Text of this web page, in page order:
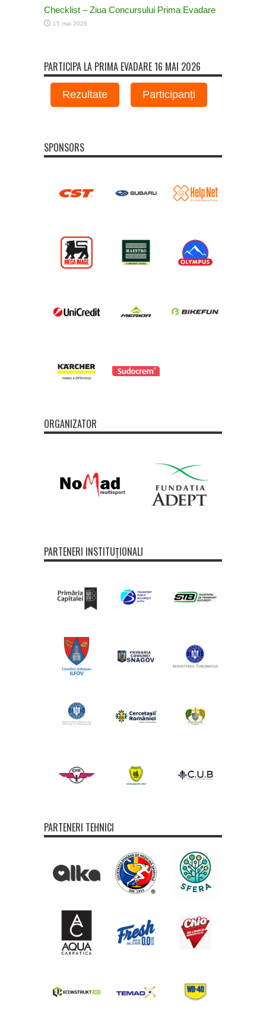
Checklist – Ziua Concursului Prima Evadare
15 mai 2026
PARTICIPA LA PRIMA EVADARE 16 MAI 2026
Rezultate Participanți
SPONSORS
ORGANIZATOR
PARTENERI INSTITUȚIONALI
PARTENERI TEHNICI